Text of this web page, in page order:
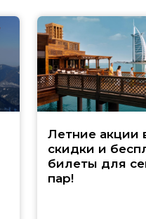
Летние акции
скидки и
билеты для
пар!